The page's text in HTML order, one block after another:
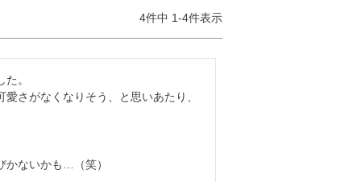
4件中 1-4件表示
。
さがなくなりそう、と思いあたり、
かないかも…（笑）